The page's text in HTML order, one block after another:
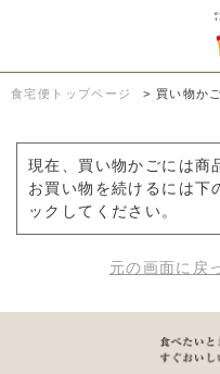
食宅便トップページ > 買い物かご
現在、買い物かごには商
お買い物を続けるには下
ックしてください。
元の画面に戻